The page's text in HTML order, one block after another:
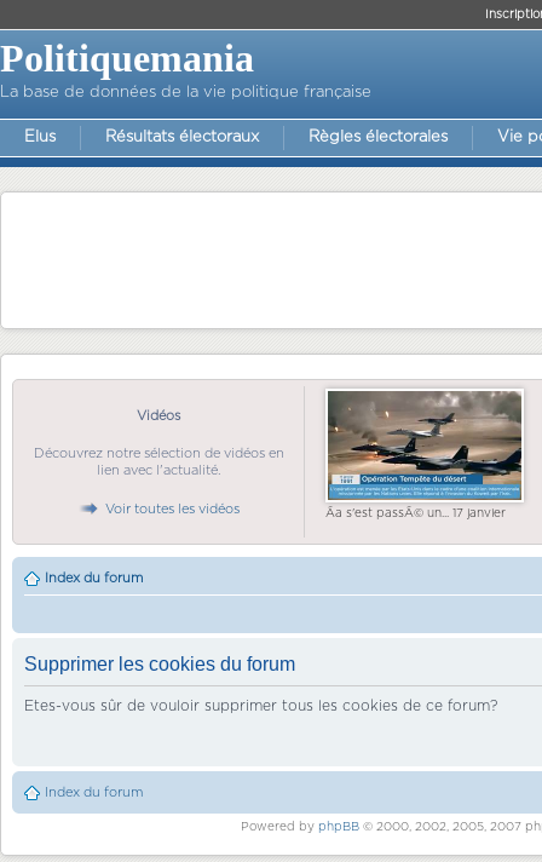
Politiquemania
La base de données de la vie politique française
Elus Résultats électoraux Règles électorales Vie
Vidéos
Découvrez notre sélection de vidéos en
lien avec l'actualité.
Voir toutes les vidéos Ãa s'est passÃ© un... 17 janvier
Index du forum
Supprimer les cookies du forum
Etes-vous sûr de vouloir supprimer tous les cookies de ce forum?
Index du forum
Powered by phpBB© 2000, 2002, 2005, 2007